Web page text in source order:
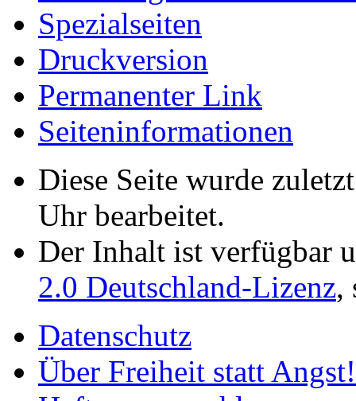
Spezialseiten
Druckversion
Permanenter Link
Seiten­­informationen
Diese Seite wurde
Uhr bearbeitet.
Der Inhalt ist verfügbar
2.0 Deutschland-Lizenz,
Datenschutz
Über Freiheit statt Angst!